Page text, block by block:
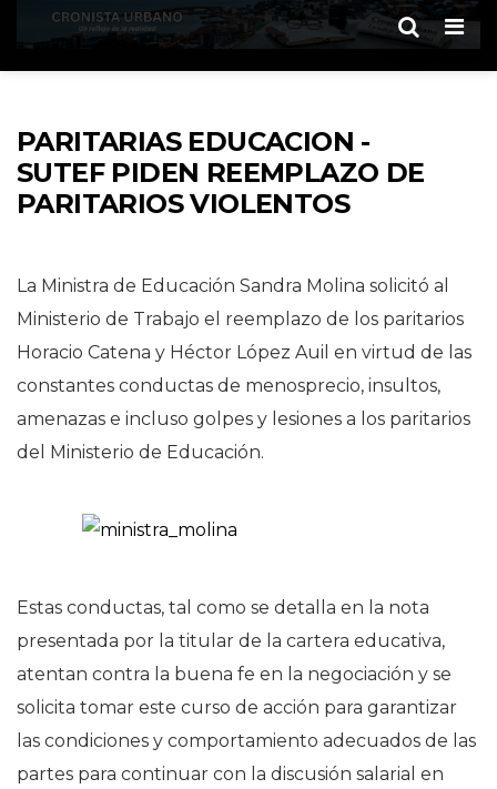
PARITARIAS EDUCACION -
SUTEF PIDEN REEMPLAZO DE
PARITARIOS VIOLENTOS
La Ministra de Educación Sandra Molina solicitó al
Ministerio de Trabajo el reemplazo de los paritarios
Horacio Catena y Héctor López Auil en virtud de las
constantes conductas de menosprecio, insultos,
amenazas e incluso golpes y lesiones a los paritarios
del Ministerio de Educación.
Estas conductas, tal como se detalla en la nota
presentada por la titular de la cartera educativa,
atentan contra la buena fe en la negociación y se
solicita tomar este curso de acción para garantizar
las condiciones y comportamiento adecuados de las
partes para continuar con la discusión salarial en